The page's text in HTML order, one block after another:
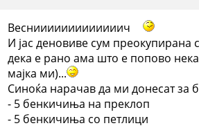
Веснииииииииииииич
И јас деновиве сум преокупирана
дека е рано ама што е попово
мајка ми)...
Синоќа нарачав да ми донесат за
- 5 бенкичиња на преклоп
- 5 бенкичиња со петлици